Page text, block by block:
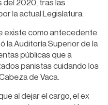
del 2020, tras las
la actual Legislatura.
existe como antecedente
la Auditoría Superior de la
públicas que a
panistas cuidando los
de Vaca.
al dejar el cargo, el ex